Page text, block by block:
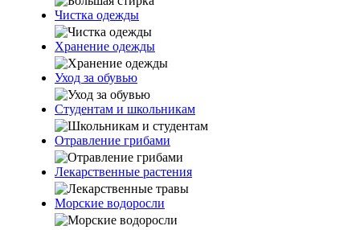
Чистка одежды
Хранение одежды
Уход за обувью
Студентам и школьникам
Отравление грибами
Лекарственные растения
Морские водоросли